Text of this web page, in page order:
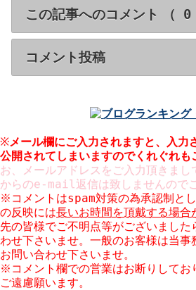
この記事へのコメント （
コメント投稿click to
※メール欄にご入力されますと、入力
公開 されてしまいますのでくれぐれも
お、メールアドレスをご入力頂きま
からのe-mail返信は致しませんのでご
※コメントはspam対策の為承認制と
の反映には長いお時間を頂戴する場合
先の皆様でご不明点等がございました
わせ下さいませ。一般のお客様は当事
お問い合わせ下さいませ。
※コメント欄での営業はお断りしてお
ご遠慮願います。